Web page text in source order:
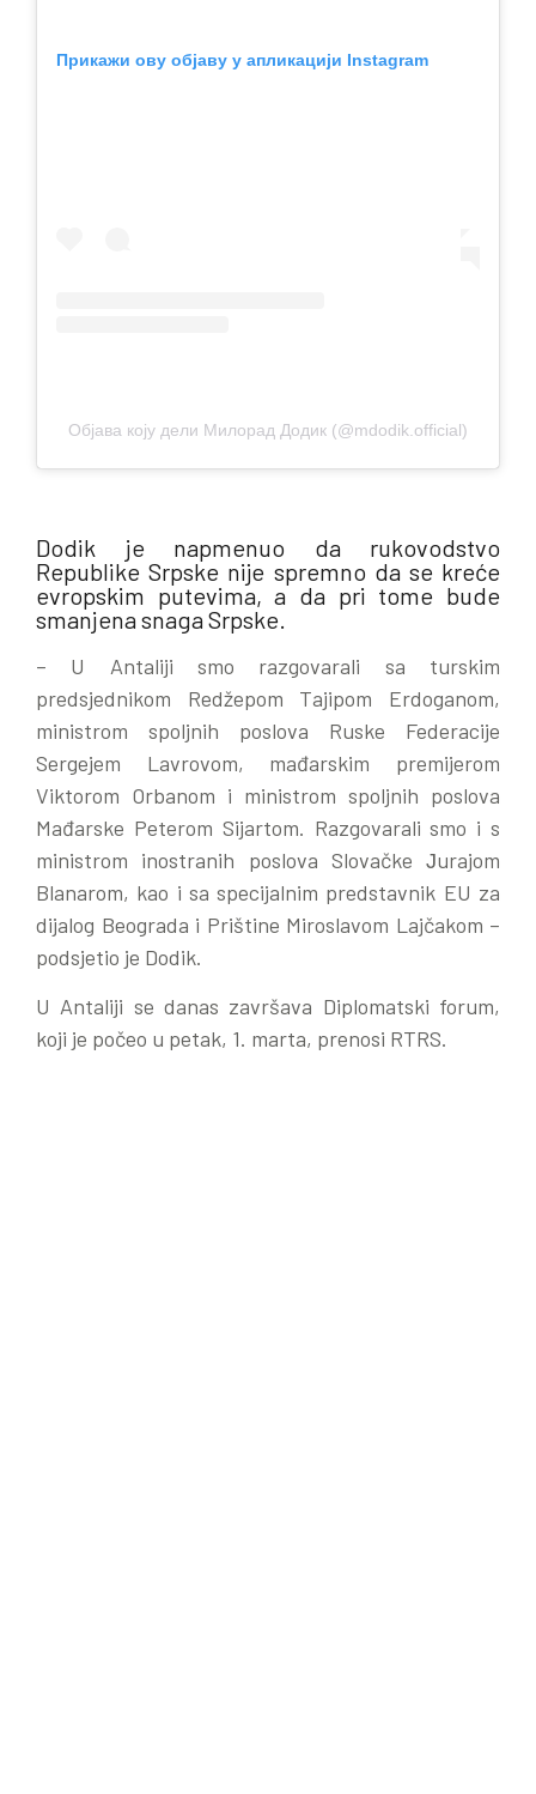
Прикажи ову објаву у апликацији Instagram
Објава коју дели Милорад Додик (@mdodik.official)
Dodik je napmenuo da rukovodstvo
Republike Srpske nije spremno da se kreće
evropskim putevima, a da pri tome bude
smanjena snaga Srpske.
– U Antaliji smo razgovarali sa turskim
predsjednikom Redžepom Tajipom Erdoganom,
ministrom spoljnih poslova Ruske Federacije
Sergejem Lavrovom, mađarskim premijerom
Viktorom Orbanom i ministrom spoljnih poslova
Mađarske Peterom Sijartom. Razgovarali smo i s
ministrom inostranih poslova Slovačke Јurajom
Blanarom, kao i sa specijalnim predstavnik EU za
dijalog Beograda i Prištine Miroslavom Lajčakom –
podsjetio je Dodik.
U Antaliji se danas završava Diplomatski forum,
koji je počeo u petak, 1. marta, prenosi RTRS.